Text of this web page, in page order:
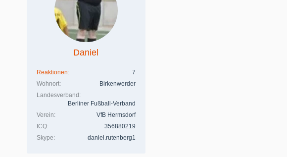
Daniel
Reaktionen
7
Wohnort
Birkenwerder
Landesverband
Berliner Fußball-Verband
Verein
VfB Hermsdorf
ICQ
356880219
Skype
daniel.rutenberg1